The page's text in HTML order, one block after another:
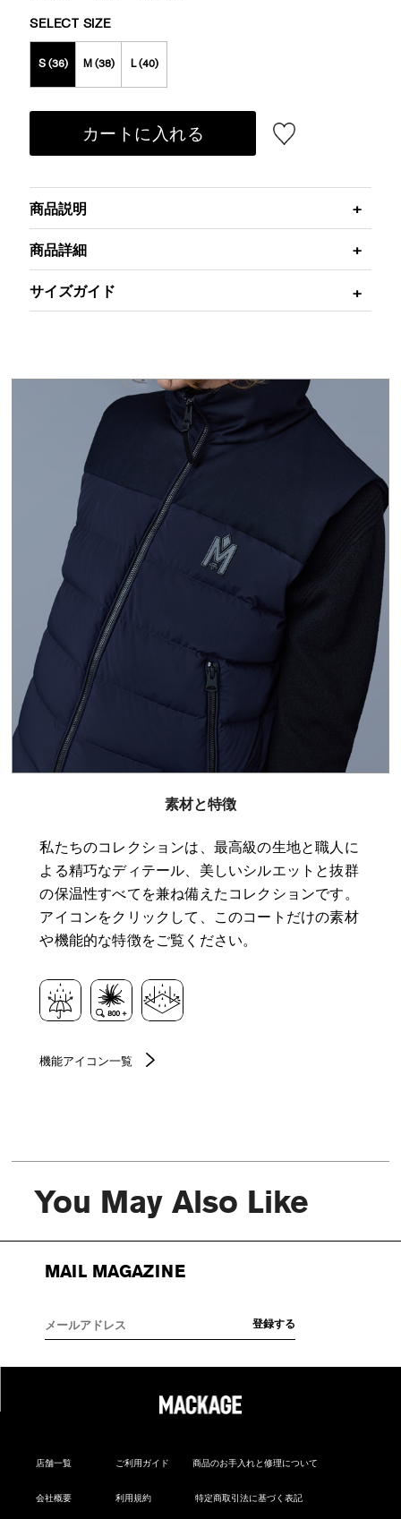
SELECT SIZE
S (36) M (38) L (40)
カートに入れる
商品説明
商品詳細
サイズガイド
素材と特徴
私たちのコレクションは、最高級の生地と職人に
よる精巧なディテール、美しいシルエットと抜群
の保温性すべてを兼ね備えたコレクションです。
アイコンをクリックして、このコートだけの素材
や機能的な特徴をご覧ください。
機能アイコン一覧
You May Also Like
MAIL MAGAZINE
店舗一覧 ご利用ガイド 商品のお手入れと修理について
会社概要 利用規約 特定商取引法に基づく表記